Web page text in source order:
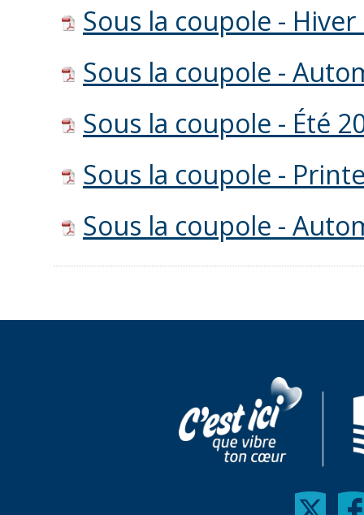
Sous la coupole - Hiver
Sous la coupole -
Sous la coupole - Été
Sous la coupole -
Sous la coupole -